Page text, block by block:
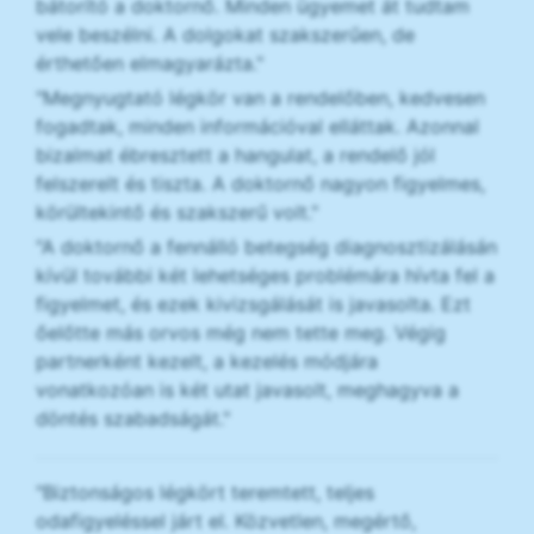
bátorító a doktornő. Minden ügyemet át tudtam
vele beszélni. A dolgokat szakszerűen, de
érthetően elmagyarázta."
"Megnyugtató légkör van a rendelőben, kedvesen
fogadtak, minden információval elláttak. Azonnal
bizalmat ébresztett a hangulat, a rendelő jól
felszerelt és tiszta. A doktornő nagyon figyelmes,
körültekintő és szakszerű volt."
"A doktornő a fennálló betegség diagnosztizálásán
kívül további két lehetséges problémára hívta fel a
figyelmet, és ezek kivizsgálását is javasolta. Ezt
őelőtte más orvos még nem tette meg. Végig
partnerként kezelt, a kezelés módjára
vonatkozóan is két utat javasolt, meghagyva a
döntés szabadságát."
"Biztonságos légkört teremtett, teljes
odafigyeléssel járt el. Közvetlen, megértő,